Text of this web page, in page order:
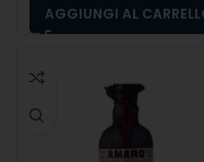
AGGIUNGI AL